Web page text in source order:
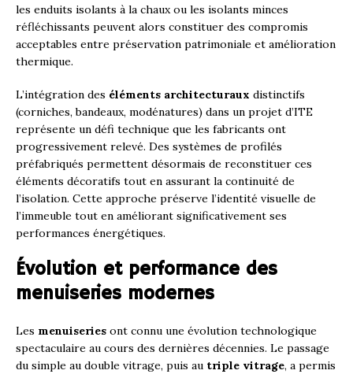
les enduits isolants à la chaux ou les isolants minces
réfléchissants peuvent alors constituer des compromis
acceptables entre préservation patrimoniale et amélioration
thermique.
L’intégration des éléments architecturaux distinctifs
(corniches, bandeaux, modénatures) dans un projet d’ITE
représente un défi technique que les fabricants ont
progressivement relevé. Des systèmes de profilés
préfabriqués permettent désormais de reconstituer ces
éléments décoratifs tout en assurant la continuité de
l’isolation. Cette approche préserve l’identité visuelle de
l’immeuble tout en améliorant significativement ses
performances énergétiques.
Évolution et performance des
menuiseries modernes
Les menuiseries ont connu une évolution technologique
spectaculaire au cours des dernières décennies. Le passage
du simple au double vitrage, puis au triple vitrage, a permis